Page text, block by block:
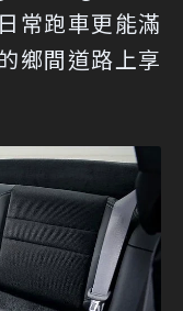
常跑車更能滿
鄉間道路上享